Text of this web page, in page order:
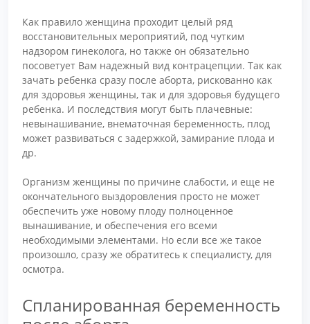
Как правило женщина проходит целый ряд
восстановительных мероприятий, под чутким
надзором гинеколога, но также он обязательно
посоветует Вам надежный вид контрацепции. Так как
зачать ребенка сразу после аборта, рискованно как
для здоровья женщины, так и для здоровья будущего
ребенка. И последствия могут быть плачевные:
невынашивание, внематочная беременность, плод
может развиваться с задержкой, замирание плода и
др.
Организм женщины по причине слабости, и еще не
окончательного выздоровления просто не может
обеспечить уже новому плоду полноценное
вынашивание, и обеспечения его всеми
необходимыми элементами. Но если все же такое
произошло, сразу же обратитесь к специалисту, для
осмотра.
Спланированная беременность